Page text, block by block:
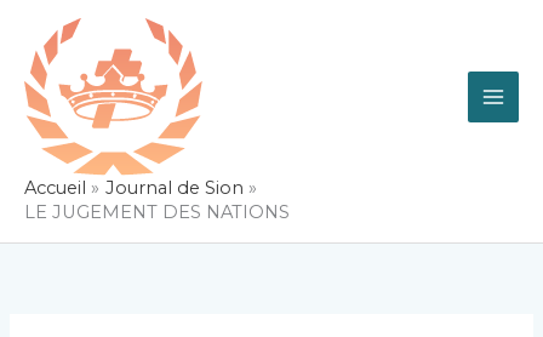
contenu
Accueil
Journal de Sion
LE JUGEMENT DES NATIONS